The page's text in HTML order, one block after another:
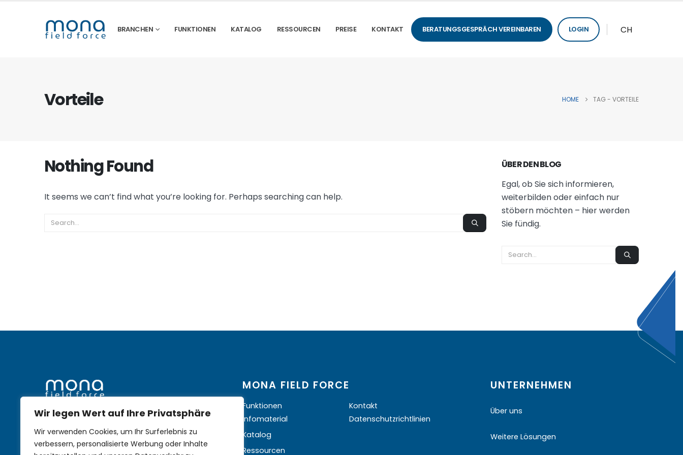
Wir legen Wert auf Ihre Privatsphäre
Wir verwenden Cookies, um Ihr Surferlebnis zu
verbessern, personalisierte Werbung oder Inhalte
BRANCHEN FUNKTIONEN KATALOG RESSOURCEN PREISE KONTAKT BERATUNGSGESPRÄCH VEREINBAREN LOGIN CH
Vorteile HOME TAG - VORTEILE
Nothing Found
It seems we can’t find what you’re looking for. Perhaps searching can help.
ÜBER DEN BLOG
Egal, ob Sie sich informieren,
weiterbilden oder einfach nur
stöbern möchten – hier werden
Sie fündig.
mobile Nachhaltigkeit im
Aussendienst
MONA FIELD FORCE
Funktionen
Infomaterial
Katalog
Ressourcen
Kontakt
Datenschutzrichtlinien
UNTERNEHMEN
Über uns
Weitere Lösungen